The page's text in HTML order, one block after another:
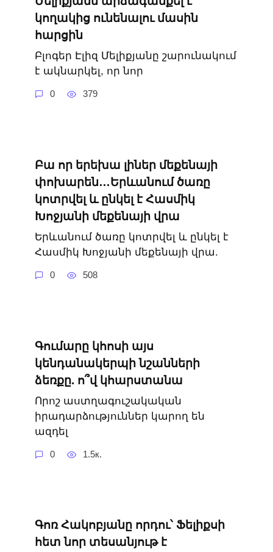
կողակից ունենալու մասին
հարցին
Բլոգեր Էլիզ Մելիքյանը շարունակում
է ակնարկել, որ նոր
0 379
Բա որ երեխա լիներ մեքենայի
փոխարեն…Երևանում ծառը
կոտրվել և ընկել է Հասմիկ
Խոջյանի մեքենայի վրա
Երևանում ծառը կոտրվել և ընկել է
Հասմիկ Խոջյանի մեքենայի վրա.
0 508
Գումարը կհոսի այս
կենդանակերպի նշանների
ձեռքը. ո՞վ կհարստանա
Որոշ աստղագուշակական
իրադարձություններ կարող են
ազդել
0 1.5к.
Գոռ Հակոբյանը որդու՝ Ֆելիքսի
հետ նոր տեսանյութ է